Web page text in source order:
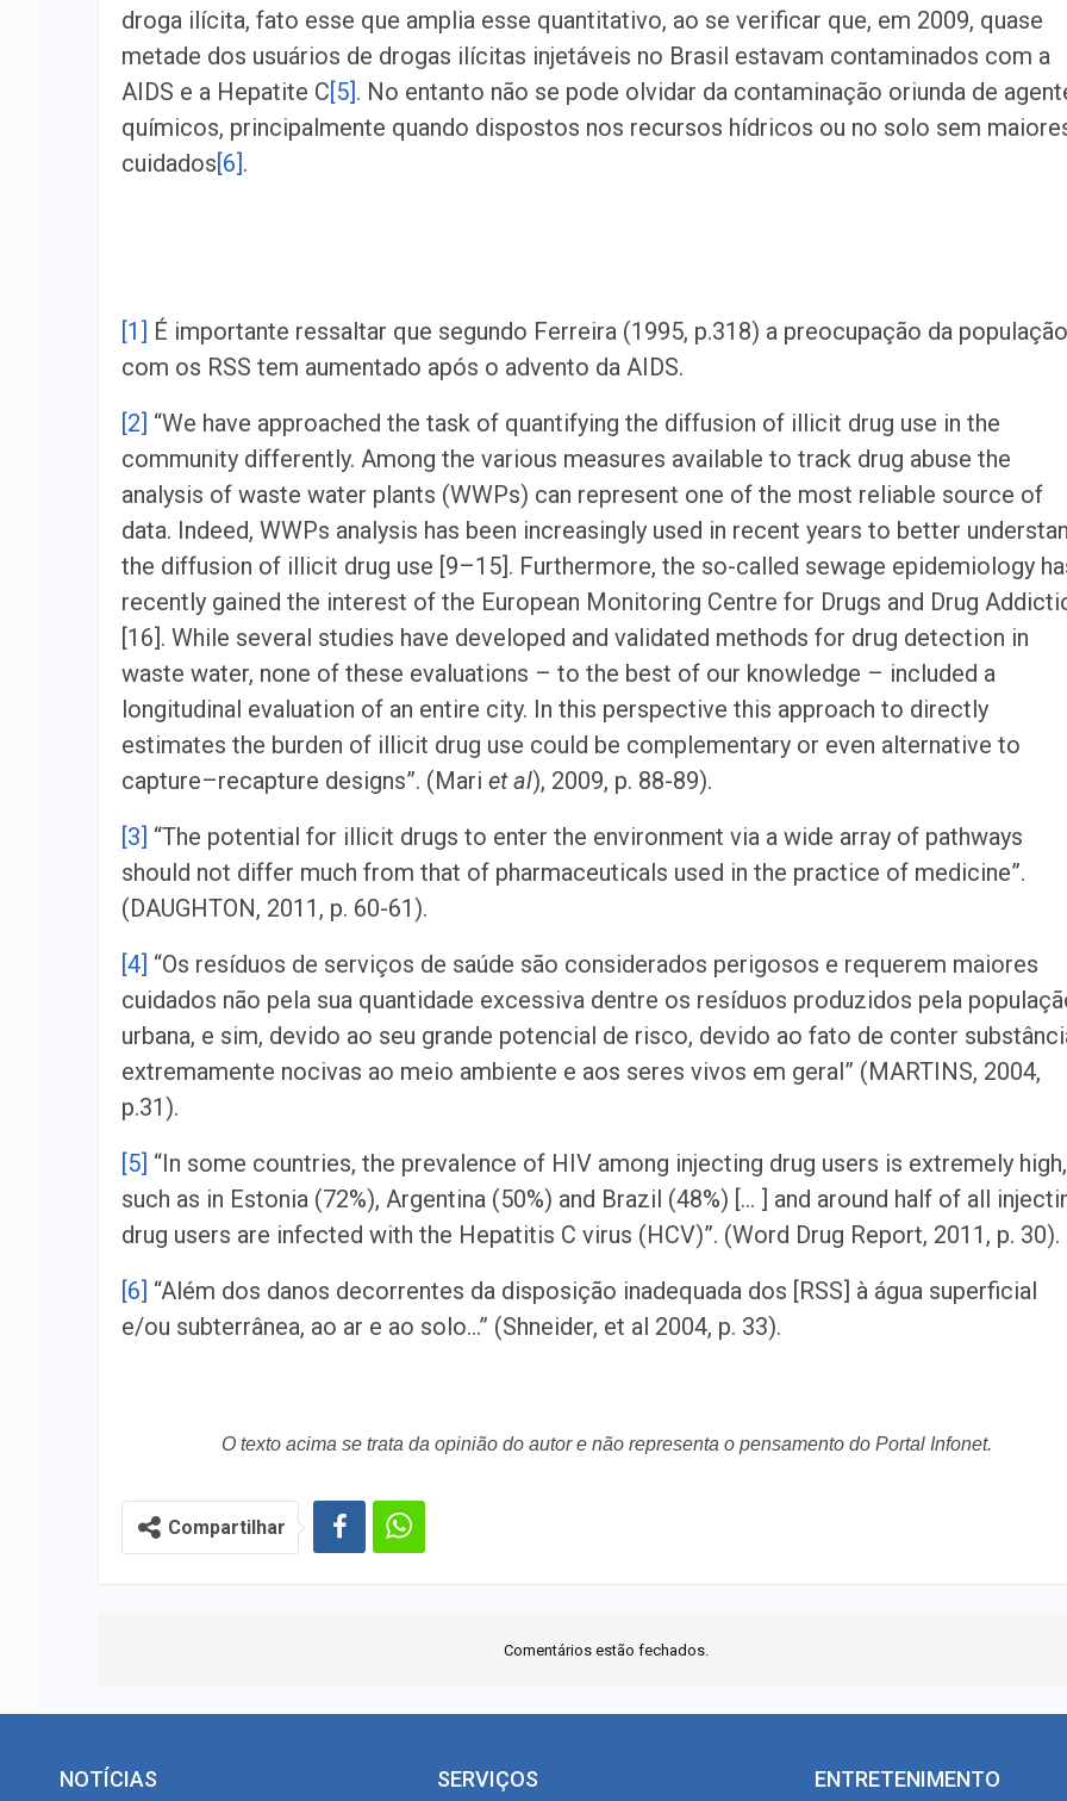
droga ilícita, fato esse que amplia esse quantitativo, ao se verificar que, em 2009, quase
metade dos usuários de drogas ilícitas injetáveis no Brasil estavam contaminados com a
AIDS e a Hepatite C[5]. No entanto não se pode olvidar da contaminação oriunda de
químicos, principalmente quando dispostos nos recursos hídricos ou no solo sem
cuidados[6].
[1] É importante ressaltar que segundo Ferreira (1995, p.318) a preocupação da população
com os RSS tem aumentado após o advento da AIDS.
[2] “We have approached the task of quantifying the diffusion of illicit drug use in the
community differently. Among the various measures available to track drug abuse the
analysis of waste water plants (WWPs) can represent one of the most reliable source of
data. Indeed, WWPs analysis has been increasingly used in recent years to better
the diffusion of illicit drug use [9–15]. Furthermore, the so-called sewage epidemiology
recently gained the interest of the European Monitoring Centre for Drugs and Drug
[16]. While several studies have developed and validated methods for drug detection in
waste water, none of these evaluations – to the best of our knowledge – included a
longitudinal evaluation of an entire city. In this perspective this approach to directly
estimates the burden of illicit drug use could be complementary or even alternative to
capture–recapture designs”. (Mari et al), 2009, p. 88-89).
[3] “The potential for illicit drugs to enter the environment via a wide array of pathways
should not differ much from that of pharmaceuticals used in the practice of medicine”.
(DAUGHTON, 2011, p. 60-61).
[4] “Os resíduos de serviços de saúde são considerados perigosos e requerem maiores
cuidados não pela sua quantidade excessiva dentre os resíduos produzidos pela
urbana, e sim, devido ao seu grande potencial de risco, devido ao fato de conter
extremamente nocivas ao meio ambiente e aos seres vivos em geral” (MARTINS, 2004,
p.31).
[5] “In some countries, the prevalence of HIV among injecting drug users is extremely high,
such as in Estonia (72%), Argentina (50%) and Brazil (48%) [… ] and around half of all
drug users are infected with the Hepatitis C virus (HCV)”. (Word Drug Report, 2011, p. 30).
[6] “Além dos danos decorrentes da disposição inadequada dos [RSS] à água superficial
e/ou subterrânea, ao ar e ao solo…” (Shneider, et al 2004, p. 33).
O texto acima se trata da opinião do autor e não representa o pensamento do Portal Infonet.
Compartilhar
Comentários estão fechados.
NOTÍCIAS SERVIÇOS ENTRETENIMENTO